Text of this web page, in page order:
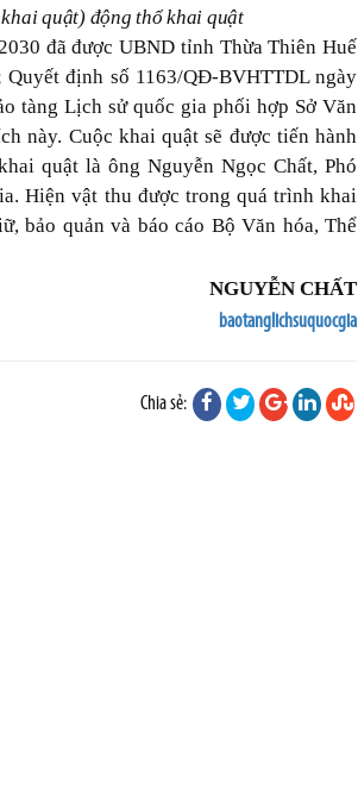
quật) động thổ khai quật
đã được UBND tỉnh Thừa Thiên Huế
định số 1163/QĐ-BVHTTDL ngày
tàng Lịch sử quốc gia phối hợp Sở Văn
này. Cuộc khai quật sẽ được tiến hành
quật là ông Nguyễn Ngọc Chất, Phó
Hiện vật thu được trong quá trình khai
bảo quản và báo cáo Bộ Văn hóa, Thể
NGUYỄN CHẤT
baotanglichsuquocgia
Chia sẻ: